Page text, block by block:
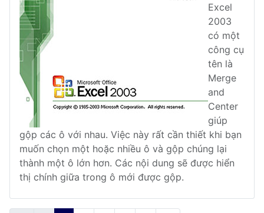
Excel
2003
có một
công cụ
tên là
Merge
and
Center
giúp
gộp các ô với nhau. Việc này rất cần thiết khi bạn
muốn chọn một hoặc nhiều ô và gộp chúng lại
thành một ô lớn hơn. Các nội dung sẽ được hiển
thị chính giữa trong ô mới được gộp.